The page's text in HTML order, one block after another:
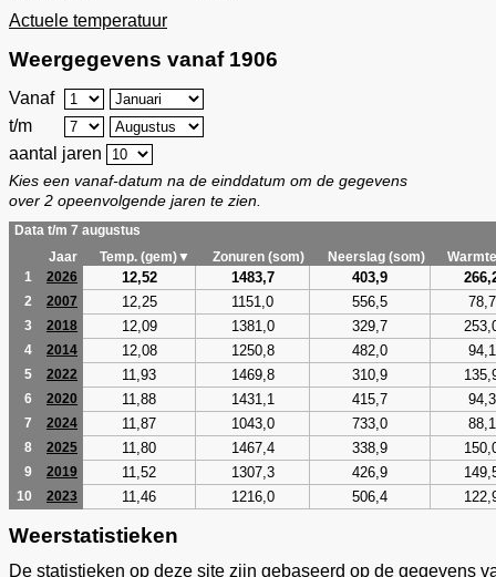
Actuele temperatuur
Weergegevens vanaf 1906
Vanaf
t/m
aantal jaren
Kies een vanaf-datum na de einddatum om de gegevens
over 2 opeenvolgende jaren te zien.
Data t/m 7 augustus
Jaar
Temp. (gem)▼ Zonuren (som) Neerslag (som)
1
2026 12,52 1483,7 403,9
2 2007 12,25 1151,0 556,5 78,7
3 2018 12,09 1381,0 329,7
4 2014 12,08 1250,8 482,0 94,1
5 2022 11,93 1469,8 310,9
6 2020 11,88 1431,1 415,7 94,3
7 2024 11,87 1043,0 733,0 88,1
8 2025 11,80 1467,4 338,9
9 2019 11,52 1307,3 426,9
10 2023 11,46 1216,0 506,4
Weerstatistieken
De statistieken op deze site zijn gebaseerd op de gegevens